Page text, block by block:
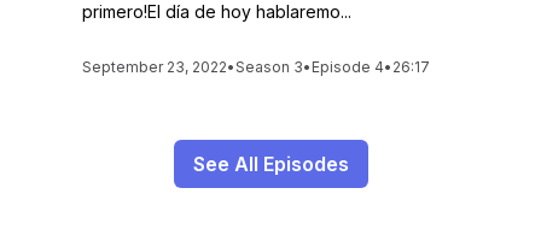
primero!El día de hoy hablaremo...
September 23, 2022•Season 3• Episode 4• 26:17
See All Episodes